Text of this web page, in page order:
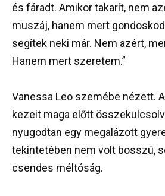
és fáradt. Amikor takarít, nem
muszáj, hanem mert
segítek neki már. Nem azért,
Hanem mert szeretem.”
Vanessa Leo szemébe nézett.
kezeit maga előtt
nyugodtan egy megalázott
tekintetében nem volt bosszú,
csendes méltóság.